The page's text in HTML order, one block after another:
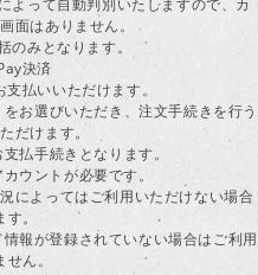
よって自動判別いたしますので、カ
面はありません。
のみとなります。
決済
払いいただけます。
お選びいただき、注文手続きを行う
だけます。
払手続きとなります。
ウントが必要です。
によってはご利用いただけない場合
。
報が登録されていない場合はご利用
ん。